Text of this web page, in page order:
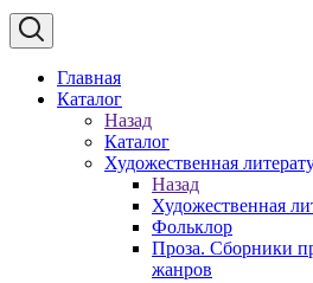
Главная
Каталог
Назад
Каталог
Художественная
Назад
Художественная
Фольклор
Проза. Сборники
жанров